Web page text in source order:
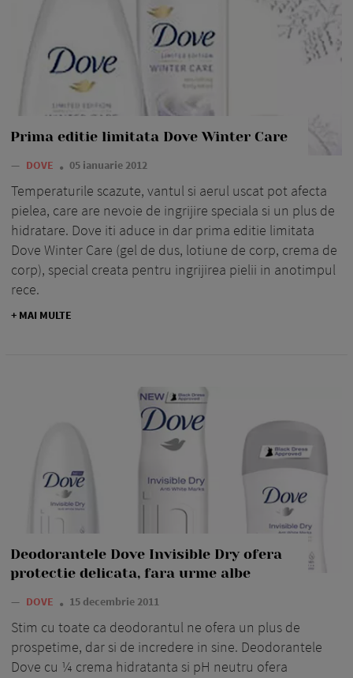
Prima editie limitata Dove Winter Care
— DOVE 05 ianuarie 2012
Temperaturile scazute, vantul si aerul uscat pot afecta
pielea, care are nevoie de ingrijire speciala si un plus de
hidratare. Dove iti aduce in dar prima editie limitata
Dove Winter Care (gel de dus, lotiune de corp, crema de
corp), special creata pentru ingrijirea pielii in anotimpul
rece.
+ MAI MULTE
Deodorantele Dove Invisible Dry ofera
protectie delicata, fara urme albe
— DOVE 15 decembrie 2011
Stim cu toate ca deodorantul ne ofera un plus de
prospetime, dar si de incredere in sine. Deodorantele
Dove cu ¼ crema hidratanta si pH neutru ofera